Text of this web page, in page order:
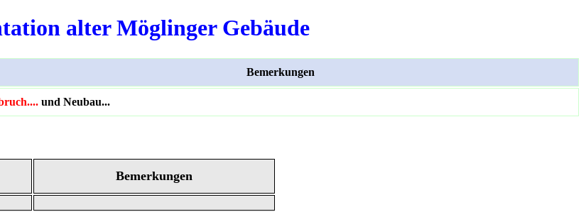
alter Möglinger Gebäude
Bemerkungen
und Neubau...
Bemerkungen